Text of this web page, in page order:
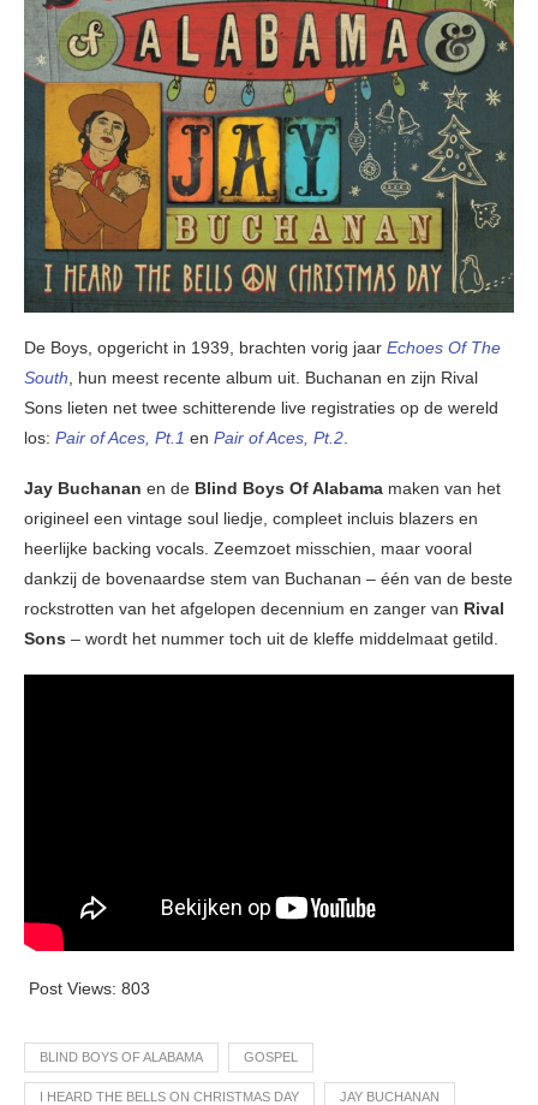
De Boys, opgericht in 1939, brachten vorig jaar Echoes Of The
South, hun meest recente album uit. Buchanan en zijn Rival
Sons lieten net twee schitterende live registraties op de wereld
los: Pair of Aces, Pt.1 en Pair of Aces, Pt.2.
Jay Buchanan en de Blind Boys Of Alabama maken van het
origineel een vintage soul liedje, compleet incluis blazers en
heerlijke backing vocals. Zeemzoet misschien, maar vooral
dankzij de bovenaardse stem van Buchanan – één van de beste
rockstrotten van het afgelopen decennium en zanger van Rival
Sons – wordt het nummer toch uit de kleffe middelmaat getild.
Post Views: 803
BLIND BOYS OF ALABAMA GOSPEL
I HEARD THE BELLS ON CHRISTMAS DAY JAY BUCHANAN